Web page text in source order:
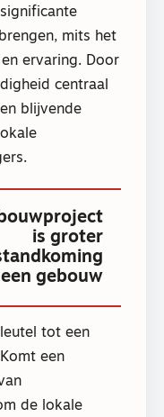
mits het
ervaring. Door
centraal
blijvende
is groter
gebouw
tot een
een
de lokale